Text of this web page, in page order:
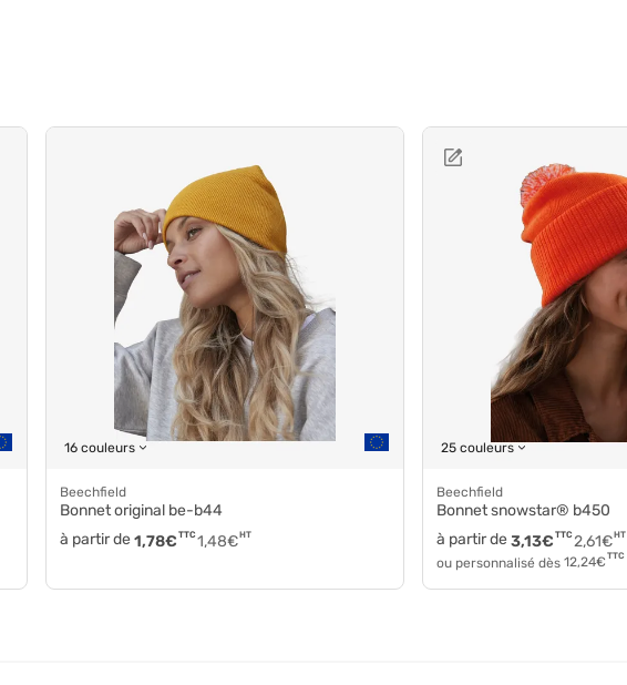
16 couleurs
Beechfield
Bonnet original be-b44
à partir de
1,48€HT
1,78€ TTC
25 couleurs
Beechfield
Bonnet snowstar® b450
à partir de
2,61€HT
3,13€ TTC
ou personnalisé dès 12,24€ TTC